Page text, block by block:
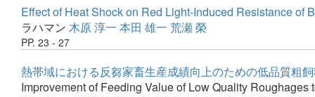
Effect of Heat Shock on Red Light-Induced Resistance of
ラハマン 木原 淳一 本田 雄一 荒瀬 榮
PP. 23 - 27
熱帯域における反芻家畜生産成績向上のための低品質粗
Improvement of Feeding Value of Low Quality